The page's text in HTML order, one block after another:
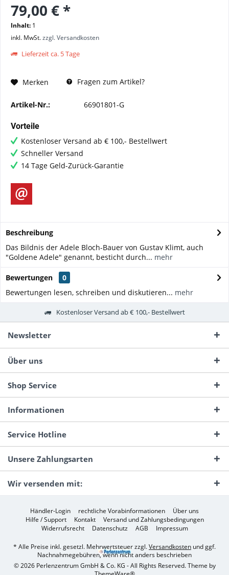
79,00 € *
Inhalt: 1
inkl. MwSt.zzgl. Versandkosten
Lieferzeit ca. 5 Tage
Merken Fragen zum Artikel?
Artikel-Nr.: 66901801-G
Vorteile
Kostenloser Versand ab € 100,- Bestellwert
Schneller Versand
14 Tage Geld-Zurück-Garantie
Beschreibung
Das Bildnis der Adele Bloch-Bauer von Gustav Klimt, auch
"Goldene Adele" genannt, besticht durch... mehr
Bewertungen
0
Bewertungen lesen, schreiben und diskutieren... mehr
Kostenloser Versand ab € 100,- Bestellwert
Newsletter
Über uns
Shop Service
Informationen
Service Hotline
Unsere Zahlungsarten
Wir versenden mit:
Händler-Login rechtliche Vorabinformationen
Über uns
Hilfe / Support
Kontakt
Versand und Zahlungsbedingungen
Widerrufsrecht
Datenschutz AGB Impressum
* Alle Preise inkl. gesetzl. Mehrwertsteuer zzgl.Versandkosten und ggf.
Nachnahmegebühren, wenn nicht anders beschrieben
© 2026 Perlenzentrum GmbH & Co. KG - All Rights Reserved. Theme by